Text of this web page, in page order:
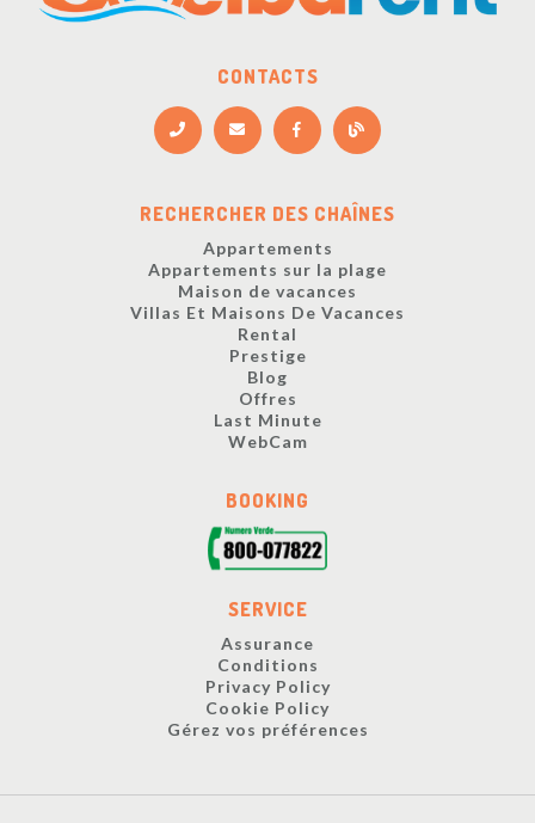
CONTACTS
RECHERCHER DES CHAÎNES
Appartements
Appartements sur la plage
Maison de vacances
Villas Et Maisons De Vacances
Rental
Prestige
Blog
Offres
Last Minute
WebCam
BOOKING
SERVICE
Assurance
Conditions
Privacy Policy
Cookie Policy
Gérez vos préférences